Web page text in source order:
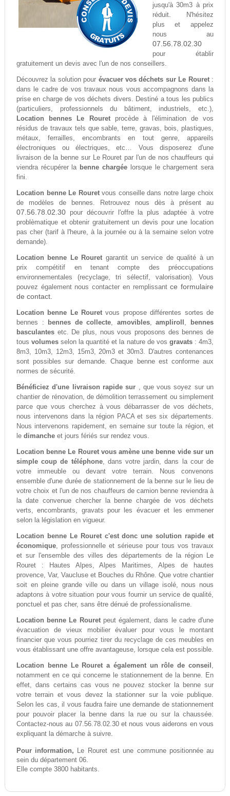
jusqu'à 30m3 à prix
réduit. N'hésitez
plus et appelez
nous au
07.56.78.02.30
pour établir
gratuitement un devis avec l'un de nos conseillers.
Découvrez la solution pour évacuer vos déchets sur Le Rouret:
dans le cadre de vos travaux nous vous accompagnons dans la
prise en charge de vos déchets divers. Destiné a tous les publics
(particuliers, professionnels du bâtiment, industriels, etc.),
Location bennes Le Rouretprocède à l'élimination de vos
résidus de travaux tels que sable, terre, gravas, bois, plastiques,
métaux, ferrailles, encombrants en tout genre, appareils
électroniques ou électriques, etc… Vous disposerez d'une
livraison de la benne sur Le Rouret par l'un de nos chauffeurs qui
viendra récupérer la benne chargée lorsque le chargement sera
fini.
Location benne Le Rouretvous conseille dans notre large choix
de modèles de bennes. Retrouvez nous dès à présent au
07.56.78.02.30pour découvrir l'offre la plus adaptée à votre
problèmatique et obtenir gratuitement un devis pour une location
pas cher (tarif à l'heure, à la journée ou à la semaine selon votre
demande).
Location benne Le Rouret garantit un service de qualité à un
prix compétitif en tenant compte des préoccupations
environnementales (recyclage, tri sélectif, valorisation). Vous
pouvez également nous contacter en remplissantce formulaire
de contact.
Location benne Le Rouret vous propose différentes sortes de
bennes :
bennes de collecte, amovibles,ampliroll ,
bennes
basculantesetc. De plus, nous vous proposons des bennes de
tousvolumes selon la quantité et la nature de vos gravats: 4m3,
8m3, 10m3, 12m3, 15m3, 20m3 et 30m3. D'autres contenances
sont possibles sur demande. Chaque benne est conforme aux
normes de sécurité.
Bénéficiez d'une livraison rapide sur , que vous soyez sur un
chantier de rénovation, de démolition terrassement ou simplement
parce que vous cherchez à vous débarrasser de vos déchets,
nous intervenons dans la région PACA et ses six départements.
Nous intervenons rapidement, en semaine sur toute la région, et
le dimancheet jours fériés sur rendez vous.
Location benne Le Rouret vous amène une benne vide sur un
simple coup de téléphone, dans votre jardin, dans la cour de
votre immeuble ou devant votre terrain. Nous convenons
ensemble d'une durée de stationnement de la benne sur le lieu de
votre choix et l'un de nos chauffeurs de camion benne reviendra à
la date convenue chercher la benne chargée de vos déchets
verts, encombrants, gravats pour les évacuer et les emmener
selon la législation en vigueur.
Location benne Le Rouret c'est donc une solution rapide et
économique, professionnelle et sérieuse pour tous vos travaux
et sur l'ensemble des villes des départements de la région Le
Rouret : Hautes Alpes, Alpes Maritimes, Alpes de hautes
provence, Var, Vaucluse et Bouches du Rhône. Que votre chantier
soit en pleine grande ville ou dans un village isolé, nous nous
adaptons à votre situation pour vous fournir un service de qualité,
ponctuel et pas cher, sans être dénué de professionalisme.
Location benne Le Rouretpeut également, dans le cadre d'une
évacuation de vieux mobilier évaluer pour vous le montant
financier que vous pourriez tirer du recyclage de ces meubles en
vous établissant une offre avantageuse, lorsque cela est possible.
Location benne Le Rouret a également un rôle de conseil ,
notamment en ce qui concerne le stationnement de la benne. En
effet, dans certains cas vous ne pouvez stocker la benne sur
votre terrain et vous devez la stationner sur la voie publique.
Selon les cas, il vous faudra faire une demande de stationnement
pour pouvoir placer la benne dans la rue ou sur la chaussée.
Contactez-nous au 07.56.78.02.30 et nous vous aiderons en vous
expliquant la démarche à suivre.
Pour information, Le Rouret est une commune positionnée au
sein du département 06.
Elle compte 3800 habitants.